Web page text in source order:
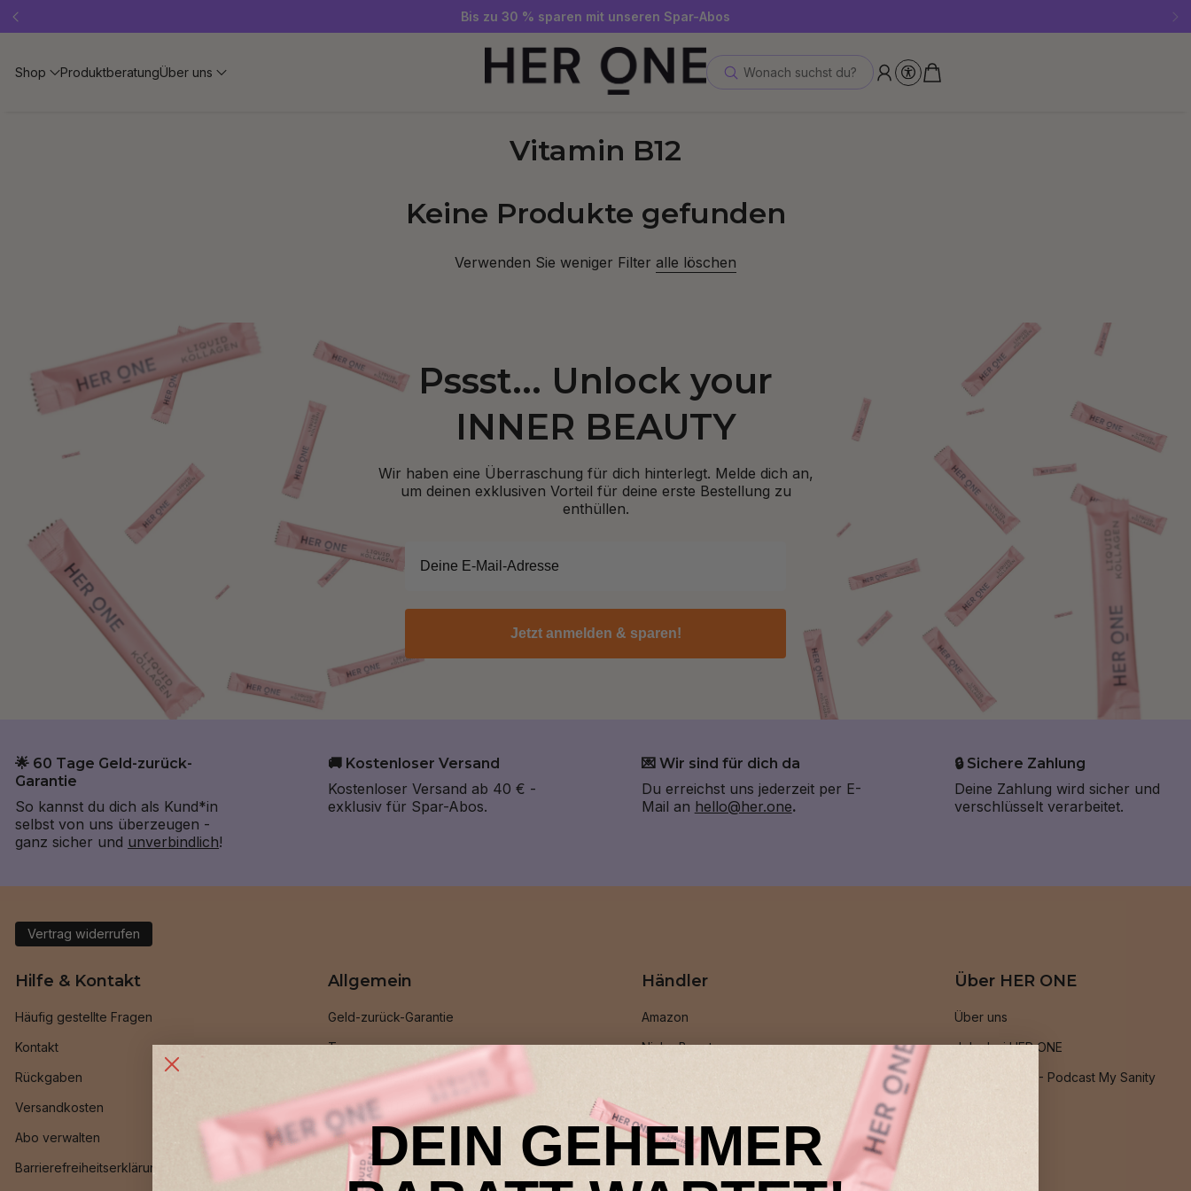
Gratis SLEEP WELL ab 69 € MBW - nur solange der Vorrat reicht!
Jetzt Newsletter abonnieren und 10 €-Gutschein sichern
Bis zu 30 % sparen mit unseren Spar-Abos
Shop ProduktberatungÜber uns Wonach suchst du?
Vitamin B12
Keine Produkte gefunden
Verwenden Sie weniger Filter alle löschen
Pssst... Unlock your
INNER BEAUTY
Wir haben eine Überraschung für dich hinterlegt. Melde dich an,
um deinen exklusiven Vorteil für deine erste Bestellung zu
enthüllen.
Jetzt anmelden & sparen!
🌟 60 Tage Geld-zurück-
Garantie
So kannst du dich als Kund*in
selbst von uns überzeugen -
ganz sicher und unverbindlich!
🚚 Kostenloser Versand
Kostenloser Versand ab 40 € -
exklusiv für Spar-Abos.
💌 Wir sind für dich da
Du erreichst uns jederzeit per E-
Mail an hello@her.one.
🔒 Sichere Zahlung
Deine Zahlung wird sicher und
verschlüsselt verarbeitet.
Vertrag widerrufen
Hilfe & Kontakt
Häufig gestellte Fragen
Kontakt
Rückgaben
Versandkosten
Abo verwalten
Barrierefreiheitserklärung
Allgemein
Geld-zurück-Garantie
Treueprogramm
Freund*innen werben
INNER BEAUTY All in One
HER ONE Bestseller
Ambassador Programm
Händler
Amazon
Niche Beauty
Über HER ONE
Über uns
Jobs bei HER ONE
Podcast: PMS - Podcast My Sanity
DEIN GEHEIMER